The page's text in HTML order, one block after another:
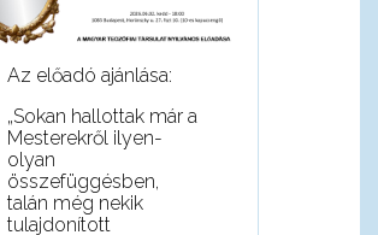
Az előadó ajánlása:
„Sokan hallottak már a
Mesterekről ilyen-
olyan
összefüggésben,
talán még nekik
tulajdonított